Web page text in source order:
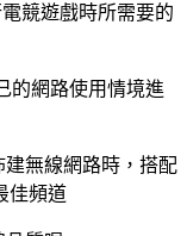
競遊戲時所需要的
的網路使用情境進
無線網路時，搭配
佳頻道